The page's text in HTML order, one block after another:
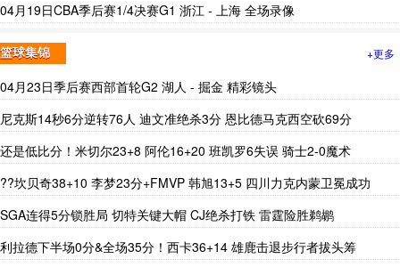
04月19日CBA季后赛1/4决赛G1 浙江 - 上海 全场录像
篮球集锦 +更多
04月23日季后赛西部首轮G2 湖人 - 掘金 精彩镜头
尼克斯14秒6分逆转76人 迪文准绝杀3分 恩比德马克西空砍69分
还是低比分！米切尔23+8 阿伦16+20 班凯罗6失误 骑士2-0魔术
??坎贝奇38+10 李梦23分+FMVP 韩旭13+5 四川力克内蒙卫冕成功
SGA连得5分锁胜局 切特关键大帽 CJ绝杀打铁 雷霆险胜鹈鹕
利拉德下半场0分&全场35分！西卡36+14 雄鹿击退步行者拔头筹